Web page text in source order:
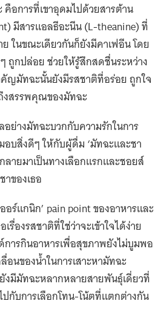
คือการที่เขาอุดมไปด้วยสารต้าน
มีสารแอลธีอะนีน (L-theanine) ที่
ในขณะเดียวกันก็ยังมีคาเฟอีน โดย
ถูกปล่อย ช่วยให้รู้สึกสดชื่นระหว่าง
ญมัทฉะนั้นยังมีรสชาติที่อร่อย ถูกใจ
งสรรพคุณของมัทฉะ
ย่างมัทฉะบวกกับความรักในการ
บสิ่งดีๆ ให้กับผู้ดื่ม ‘มัทฉะและชา
ายมาเป็นทางเลือกแรกและชอยส์
าของเธอ
อร์แกนิก’ pain point ของอาหารและ
รื่องรสชาติที่ใช่ว่าจะเข้าใจได้ง่าย
การกินอาหารเพื่อสุขภาพยังไม่บูมพอ
อนของน้ำในการเสาะหามัทฉะ
มีมัทฉะหลากหลายสายพันธุ์เดี่ยวที่
กับการเลือกโทน-โน้ตที่แตกต่างกัน